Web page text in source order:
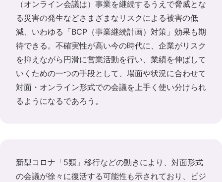
（オンライン会議は）事業を継続するうえで脅威とな
る災害の発生などさまざまなリスクによる被害の低
減、いわゆる「BCP（事業継続計画）対策」効果も期
待できる。不確実性が高い今の時代に、企業がリスク
を抑えながら円滑に営業活動を行い、業績を伸ばして
いくための一つの手段として、場面や状況に合わせて
対面・オンライン形式での会議を上手く使い分けられ
るようになるであろう。
新型コロナ「5類」移行などの動きにより、対面形式
の会議が徐々に復活する可能性も示されており、ビジ